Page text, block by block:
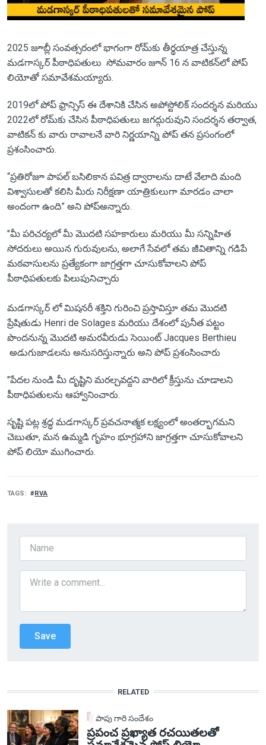
2025 జూబ్లీ సంవత్సరంలో భాగంగా రోమ్‌కు తీర్థయాత్ర చేస్తున్న
మడగాస్కర్ పీఠాధిపతులు సోమవారం జూన్ 16 న వాటికన్‌లో పోప్
లియోతో సమావేశమయ్యారు.
2019లో పోప్ ఫ్రాన్సిస్ ఈ దేశానికి చేసిన అపోస్టోలిక్ సందర్శన మరియు
2022లో రోమ్‌కు చేసిన పీఠాధిపతులు జగద్గురువుని సందర్శన తర్వాత,
వాటికన్ కు వారు రావాలనే వారి నిర్ణయాన్ని పోప్ తన ప్రసంగంలో
ప్రశంసించారు.
“ప్రతిరోజూ పాపల్ బసిలికాన పవిత్ర ద్వారాలను దాటే వేలాది మంది
విశ్వాసులతో కలిసి మీరు నిరీక్షణా యాత్రికులుగా మారడం చాలా
అందంగా ఉంది” అని పోప్అన్నారు.
"మీ పరిచర్యలో మీ మొదటి సహకారులు మరియు మీ సన్నిహిత
సోదరులు అయిన గురువులను, అలాగే సేవలో తమ జీవితాన్ని గడిపే
మఠవాసులను ప్రత్యేకంగా జాగ్రత్తగా చూసుకోవాలని పోప్
పీఠాధిపతులకు పిలుపునిచ్చారు
మడగాస్కర్ లో మిషనరీ శక్తిని గురించి ప్రస్తావిస్తూ తమ మొదటి
ప్రేషితుడు Henri de Solages మరియు దేశంలో పునీత పట్టం
పొందనున్న మొదటి అమరవీరుడు సెయింట్ Jacques Berthieu
అడుగుజాడలను అనుసరిస్తున్నారు అని పోప్ ప్రశంసించారు
"పేదల నుండి మీ దృష్టిని మరల్చవద్దని వారిలో క్రీస్తును చూడాలని
పీఠాధిపతులను ఆహ్వానించారు.
సృష్టి పట్ల శ్రద్ధ మడగాస్కర్ ప్రవచనాత్మక లక్ష్యంలో అంతర్భాగమని
చెబుతూ, మన ఉమ్మడి గృహం భూగ్రహాని జాగ్రత్తగా చూసుకోవాలని
పోప్ లియో ముగించారు.
TAGS RVA
RELATED
పాపు గారి సందేశం
ప్రపంచ ప్రఖ్యాత రచయితలతో